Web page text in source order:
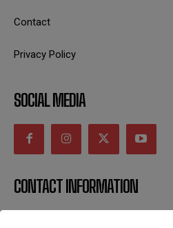
Contact
Privacy Policy
SOCIAL MEDIA
CONTACT INFORMATION